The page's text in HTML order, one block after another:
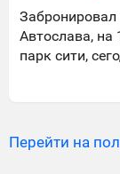
Автослава, на
парк сити,
Перейти на